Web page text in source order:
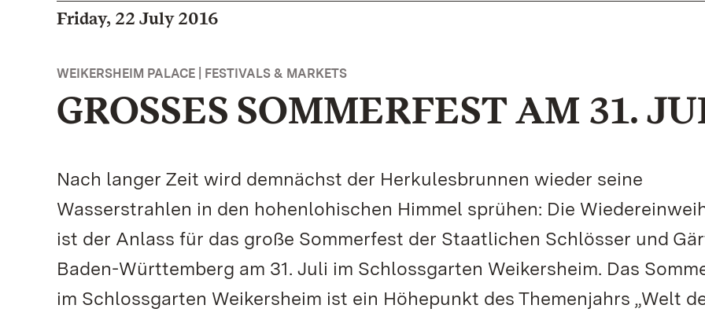
Friday, 22 July 2016
WEIKERSHEIM PALACE | FESTIVALS & MARKETS
GROSSES SOMMERFEST AM 31.
Nach langer Zeit wird demnächst der Herkulesbrunnen wieder seine
Wasserstrahlen in den hohenlohischen Himmel sprühen: Die
ist der Anlass für das große Sommerfest der Staatlichen Schlösser und
Baden-Württemberg am 31. Juli im Schlossgarten Weikersheim. Das
im Schlossgarten Weikersheim ist ein Höhepunkt des Themenjahrs „Welt